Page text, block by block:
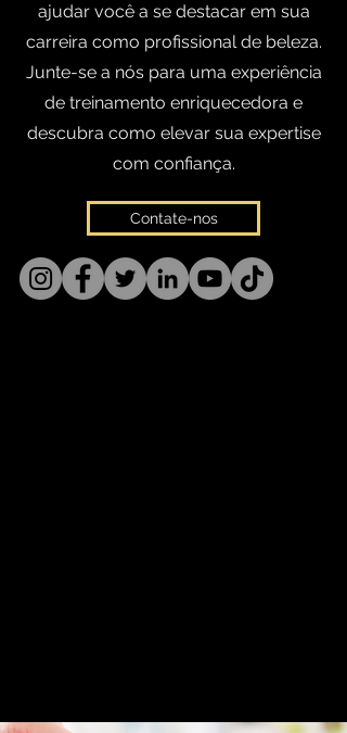
ajudar você a se destacar em sua
carreira como profissional de beleza.
Junte-se a nós para uma experiência
de treinamento enriquecedora e
descubra como elevar sua expertise
com confiança.
Contate-nos